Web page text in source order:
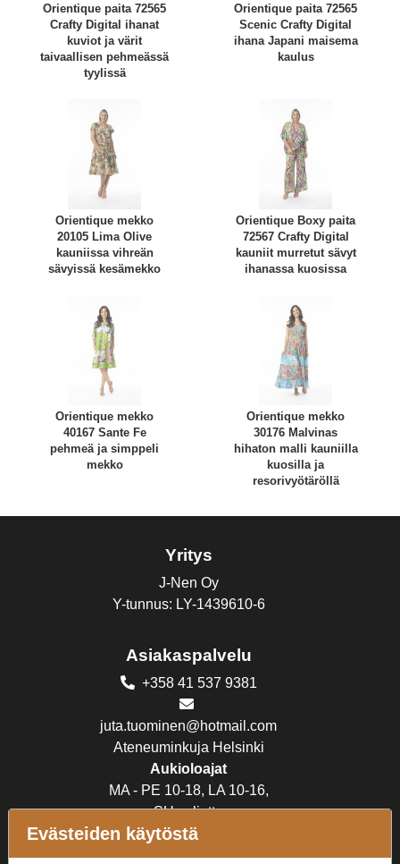
Orientique paita 72565
Crafty Digital ihanat
kuviot ja värit
taivaallisen pehmeässä
tyylissä
Orientique paita 72565
Scenic Crafty Digital
ihana Japani maisema
kaulus
Orientique mekko
20105 Lima Olive
kauniissa vihreän
sävyissä kesämekko
Orientique Boxy paita
72567 Crafty Digital
kauniit murretut sävyt
ihanassa kuosissa
Orientique mekko
40167 Sante Fe
pehmeä ja simppeli
mekko
Orientique mekko
30176 Malvinas
hihaton malli kauniilla
kuosilla ja
resorivyötäröllä
Yritys
J-Nen Oy
Y-tunnus: LY-1439610-6
Asiakaspalvelu
+358 41 537 9381
juta.tuominen@hotmail.com
Ateneuminkuja Helsinki
Aukioloajat
MA - PE 10-18, LA 10-16,
SU suljettu
Evästeiden käytöstä